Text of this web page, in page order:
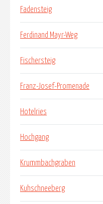
Fadensteig
Ferdinand Mayr-Weg
Fischersteig
Franz-Josef-Promenade
Hotelries
Hochgang
Krummbachgraben
Kuhschneeberg